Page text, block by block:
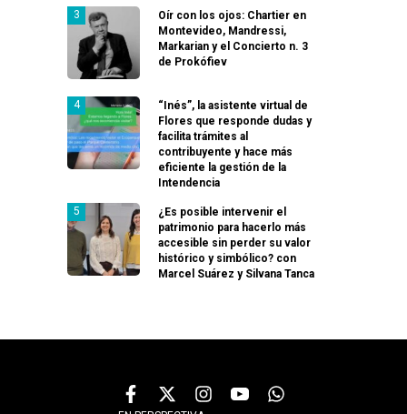
Oír con los ojos: Chartier en
Montevideo, Mandressi,
Markarian y el Concierto n. 3
de Prokófiev
“Inés”, la asistente virtual de
Flores que responde dudas y
facilita trámites al
contribuyente y hace más
eficiente la gestión de la
Intendencia
¿Es posible intervenir el
patrimonio para hacerlo más
accesible sin perder su valor
histórico y simbólico? con
Marcel Suárez y Silvana Tanca